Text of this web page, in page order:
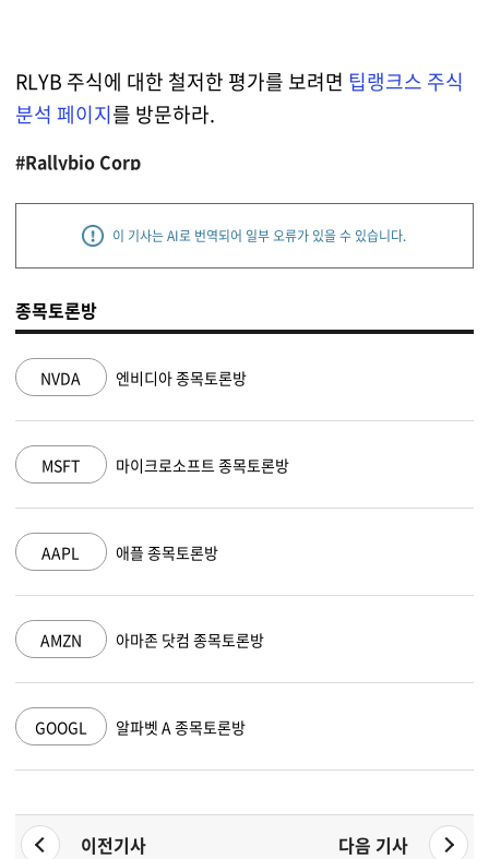
RLYB 주식에 대한 철저한 평가를 보려면 팁랭크스 주식
분석 페이지를 방문하라.
#Rallybio Corp
이 기사는 AI로 번역되어 일부 오류가 있을 수 있습니다.
종목토론방
NVDA 엔비디아 종목토론방
MSFT 마이크로소프트 종목토론방
AAPL 애플 종목토론방
AMZN 아마존 닷컴 종목토론방
GOOGL 알파벳 A 종목토론방
이전기사 다음 기사